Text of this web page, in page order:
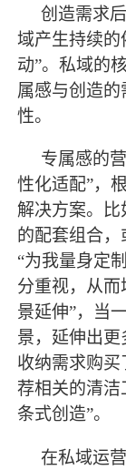
创造需求
域产生持续的
动”。私域的
属感与创造
性。
专属感的
性化适配”，
解决方案。比
的配套组合
“为我量身定
分重视，从而
景延伸”，当
景，延伸出
收纳需求购
荐相关的清洁
条式创造”。
在私域运